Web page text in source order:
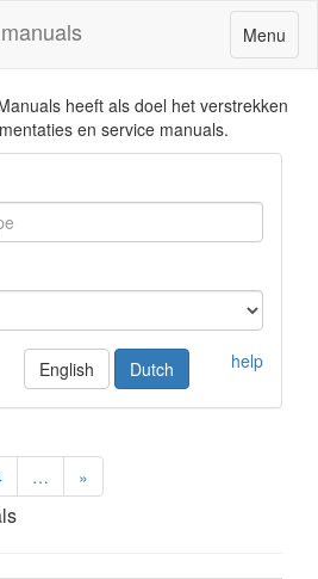
Toggle
navigation
Menu
heeft als doel het verstrekken
en service manuals.
help
English Dutch
… »